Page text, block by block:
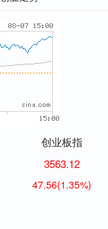
创业板指
3563.12
47.56(1.35%)